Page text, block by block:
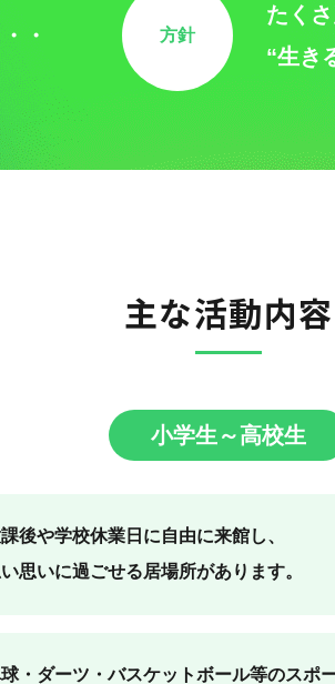
・ 方針
たく
“生き
主な活動内容
小学生～高校生
後や学校休業日に自由に来館し、
思いに過ごせる居場所があります。
・ダーツ・バスケットボール等のスポー